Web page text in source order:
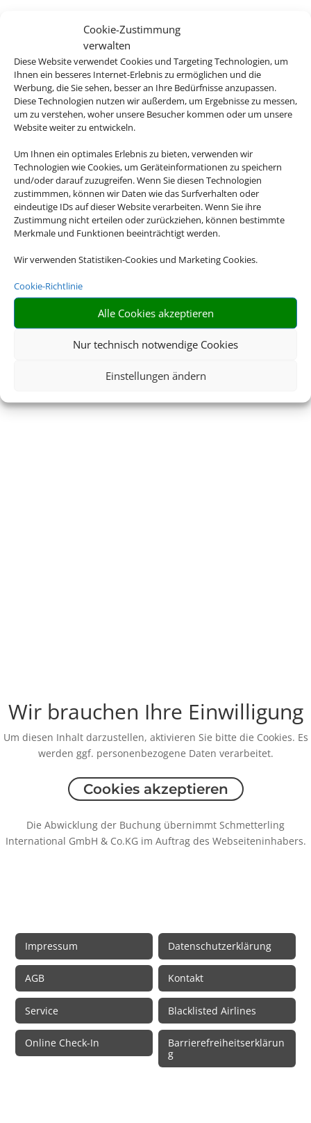
Cookie-Zustimmung
verwalten
Diese Website verwendet Cookies und Targeting Technologien, um
Ihnen ein besseres Internet-Erlebnis zu ermöglichen und die
Werbung, die Sie sehen, besser an Ihre Bedürfnisse anzupassen.
Diese Technologien nutzen wir außerdem, um Ergebnisse zu messen,
um zu verstehen, woher unsere Besucher kommen oder um unsere
Website weiter zu entwickeln.
Um Ihnen ein optimales Erlebnis zu bieten, verwenden wir
Technologien wie Cookies, um Geräteinformationen zu speichern
und/oder darauf zuzugreifen. Wenn Sie diesen Technologien
zustimmmen, können wir Daten wie das Surfverhalten oder
eindeutige IDs auf dieser Website verarbeiten. Wenn Sie ihre
Zustimmung nicht erteilen oder zurückziehen, können bestimmte
Merkmale und Funktionen beeinträchtigt werden.
Wir verwenden Statistiken-Cookies und Marketing Cookies.
Cookie-Richtlinie
Alle Cookies akzeptieren
Nur technisch notwendige Cookies
Einstellungen ändern
Wir brauchen Ihre Einwilligung
Um diesen Inhalt darzustellen, aktivieren Sie bitte die Cookies. Es
werden ggf. personenbezogene Daten verarbeitet.
Cookies akzeptieren
Die Abwicklung der Buchung übernimmt Schmetterling
International GmbH & Co.KG im Auftrag des Webseiteninhabers.
Impressum Datenschutzerklärung
AGB Kontakt
Service Blacklisted Airlines
Online Check-In
Barrierefreiheitserklärun
g